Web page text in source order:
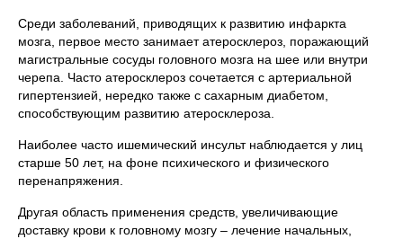
Среди заболеваний, приводящих к развитию инфаркта
мозга, первое место занимает атеросклероз, поражающий
магистральные сосуды головного мозга на шее или внутри
черепа. Часто атеросклероз сочетается с артериальной
гипертензией, нередко также с сахарным диабетом,
способствующим развитию атеросклероза.
Наиболее часто ишемический инсульт наблюдается у лиц
старше 50 лет, на фоне психического и физического
перенапряжения.
Другая область применения средств, увеличивающие
доставку крови к головному мозгу – лечение начальных,